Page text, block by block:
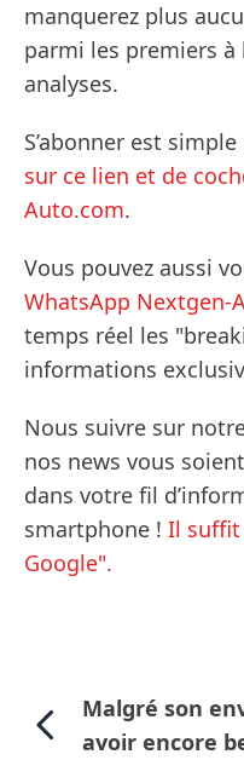
manquerez plus
parmi les premiers
analyses.
S’abonner est
sur ce lien et de
Auto.com.
Vous pouvez aussi
WhatsApp Nextgen-
temps réel les
informations
Nous suivre sur
nos news vous
dans votre fil
smartphone ! Il suffit
Google".
Malgré son
avoir encore